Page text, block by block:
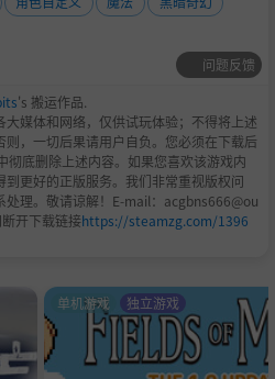
问题反馈
's 搬运作品.
媒体和网络，仅供试玩体验；不得将上述
，一切后果请用户自负。您必须在下载后
彻底删除上述内容。如果您喜欢该游戏内
更好的正版服务。我们非常重视版权问
处理。敬请谅解！E-mail：acgbns666@ou
开下载链接https://steamzg.com/1396
单机游戏 独立游戏